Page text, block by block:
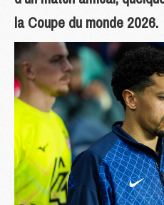
la Coupe du monde 2026.